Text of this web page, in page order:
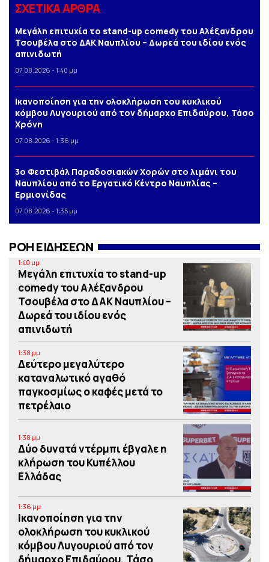
ΣΧΕΤΙΚΑ ΑΡΘΡΑ
Μεγάλη επιτυχία το stand-up comedy του Αλέξανδρου
Τσουβέλα στο ΔΑΚ Ναυπλίου – Δωρεά του ιδίου ενός
απινιδωτή
07.08.2026 - 1:40 μμ
Iκανοποίηση για την ολοκλήρωση του κυκλικού
κόμβου Λυγουριού από τον δήμαρχο Επιδαύρου, Τάσο
Χρόνη
07.08.2026 - 1:36 μμ
3o Φεστιβάλ Παραδοσιακών Χορών στο λιμάνι του
Ναυπλίου από το Εργατικό Κέντρο Ναυπλίας –
Ερμιονίδας
07.08.2026 - 1:35 μμ
ΡΟΗ ΕΙΔΗΣΕΩΝ
1:40 μμ
Μεγάλη επιτυχία το stand-up
comedy του Αλέξανδρου
Τσουβέλα στο ΔΑΚ Ναυπλίου –
Δωρεά του ιδίου ενός
απινιδωτή
1:38 μμ
Δεύτερο μεγαλύτερο
καταναλωτικό αγαθό
παγκοσμίως ο καφές μετά το
πετρέλαιο
1:38 μμ
Δύο δυνατά ντέρμπι έβγαλε η
κλήρωση του Κυπέλλου
Ελλάδας
1:36 μμ
Iκανοποίηση για την
ολοκλήρωση του κυκλικού
κόμβου Λυγουριού από τον